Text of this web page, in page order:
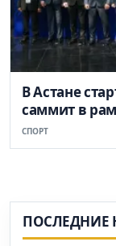
В Астане
саммит в
СПОРТ
ПОСЛЕДНИЕ